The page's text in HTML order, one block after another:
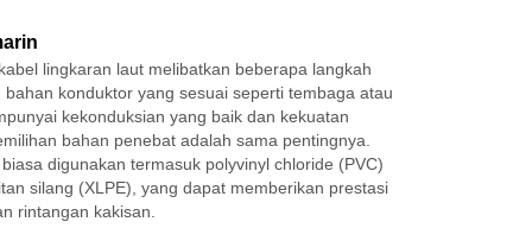
lingkaran laut melibatkan beberapa langkah
konduktor yang sesuai seperti tembaga atau
kekonduksian yang baik dan kekuatan
bahan penebat adalah sama pentingnya.
digunakan termasuk polyvinyl chloride (PVC)
silang (XLPE), yang dapat memberikan prestasi
rintangan kakisan.